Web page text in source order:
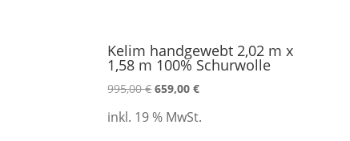
Kelim handgewebt 2,02 m x
1,58 m 100% Schurwolle
995,00€Ursprünglicher
war:
659,00€Aktueller
ist:
inkl. 19 % MwSt.